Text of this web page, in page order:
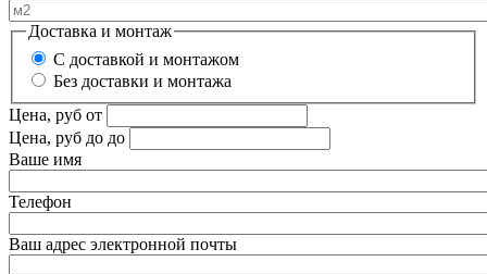
Доставка и монтаж
С доставкой и монтажом
Без доставки и монтажа
Цена, руб от
Цена, руб до до
Ваше имя
Телефон
Ваш адрес электронной почты